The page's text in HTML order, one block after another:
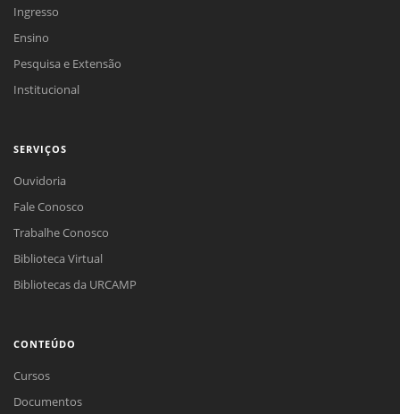
Ingresso
Ensino
Pesquisa e Extensão
Institucional
SERVIÇOS
Ouvidoria
Fale Conosco
Trabalhe Conosco
Biblioteca Virtual
Bibliotecas da URCAMP
CONTEÚDO
Cursos
Documentos